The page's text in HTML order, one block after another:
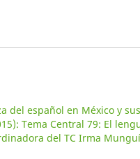
del español en México y sus
Tema Central 79: El
del TC Irma